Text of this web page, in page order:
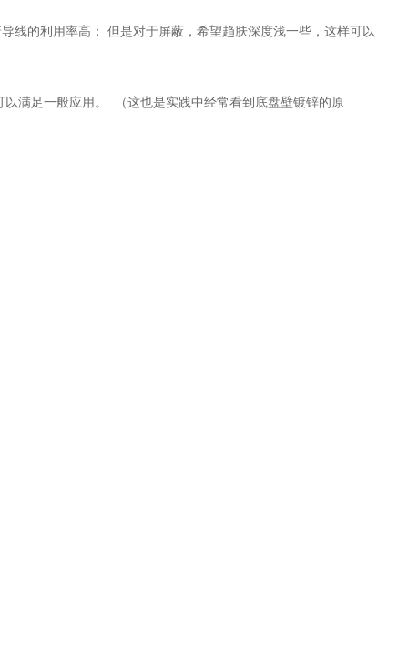
线的利用率高； 但是对于屏蔽，希望趋肤深度浅一些，这样可以
满足一般应用。 （这也是实践中经常看到底盘壁镀锌的原